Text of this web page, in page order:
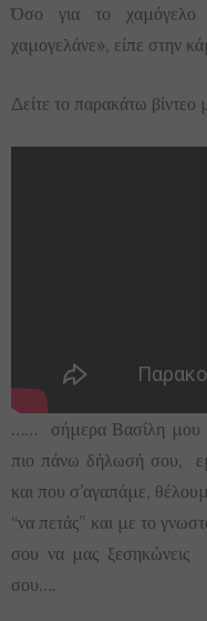
Όσο για το χαμόγελο
χαμογελάνε», είπε στην
Δείτε το παρακάτω βίντεο
…… σήμερα Βασίλη μου
πιο πάνω δήλωσή σου,
και που σ’αγαπάμε,
“να πετάς” και με το
σου να μας ξεσηκώνεις
σου….